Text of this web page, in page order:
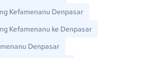
Kefamenanu Denpasar
Kefamenanu ke Denpasar
Denpasar